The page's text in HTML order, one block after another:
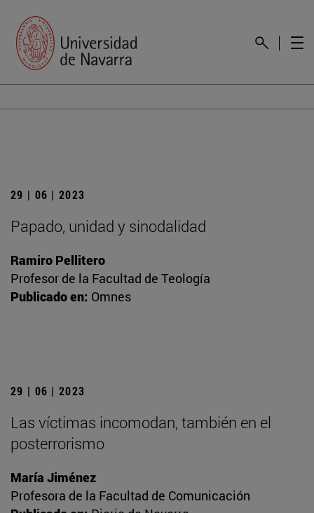
29 | 06 | 2023
Papado, unidad y sinodalidad
Ramiro Pellitero
Profesor de la Facultad de Teología
Publicado en: Omnes
29 | 06 | 2023
Las víctimas incomodan, también en el
posterrorismo
María Jiménez
Profesora de la Facultad de Comunicación